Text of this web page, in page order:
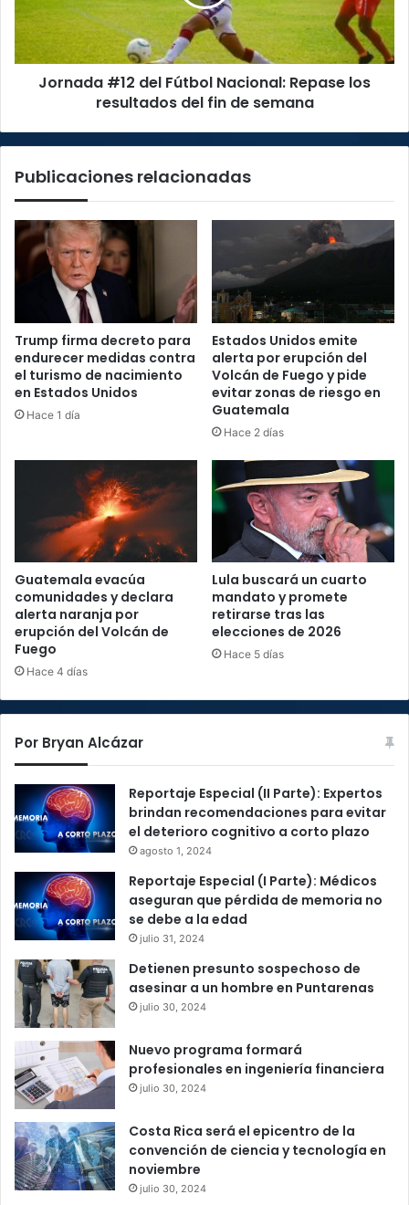
los
resultados
del
Jornada #12 del Fútbol Nacional: Repase los
resultados del fin de semana
Publicaciones relacionadas
Trump firma decreto para
endurecer medidas contra
el turismo de nacimiento
en Estados Unidos
Hace 1 día
Estados Unidos emite
alerta por erupción del
Volcán de Fuego y pide
evitar zonas de riesgo en
Guatemala
Hace 2 días
Guatemala evacúa
comunidades y declara
alerta naranja por
erupción del Volcán de
Fuego
Hace 4 días
Lula buscará un cuarto
mandato y promete
retirarse tras las
elecciones de 2026
Hace 5 días
Por Bryan Alcázar
Reportaje Especial (II Parte): Expertos
brindan recomendaciones para evitar
el deterioro cognitivo a corto plazo
agosto 1, 2024
Reportaje Especial (I Parte): Médicos
aseguran que pérdida de memoria no
se debe a la edad
julio 31, 2024
Detienen presunto sospechoso de
asesinar a un hombre en Puntarenas
julio 30, 2024
Nuevo programa formará
profesionales en ingeniería financiera
julio 30, 2024
Costa Rica será el epicentro de la
convención de ciencia y tecnología en
noviembre
julio 30, 2024